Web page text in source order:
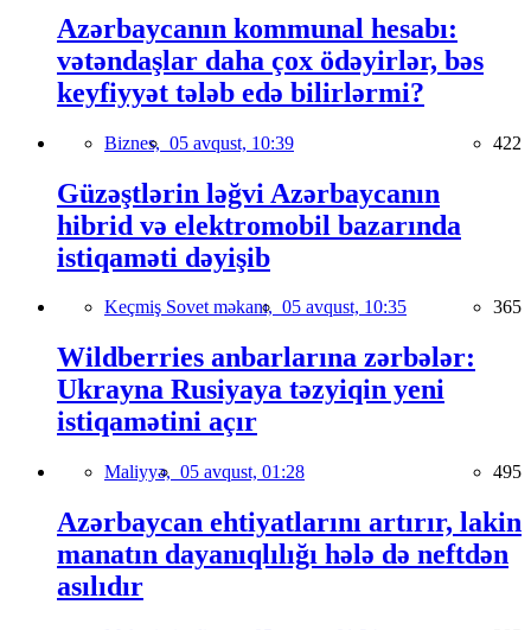
Azərbaycanın kommunal hesabı:
vətəndaşlar daha çox ödəyirlər, bəs
keyfiyyət tələb edə bilirlərmi?
Biznes, 05 avqust, 10:39 422
Güzəştlərin ləğvi Azərbaycanın
hibrid və elektromobil bazarında
istiqaməti dəyişib
Keçmiş Sovet məkanı, 05 avqust, 10:35 365
Wildberries anbarlarına zərbələr:
Ukrayna Rusiyaya təzyiqin yeni
istiqamətini açır
Maliyyə, 05 avqust, 01:28 495
Azərbaycan ehtiyatlarını artırır, lakin
manatın dayanıqlılığı hələ də neftdən
asılıdır